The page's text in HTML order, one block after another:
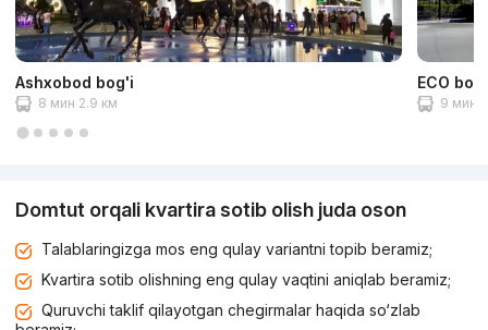
Ashxobod bog'i
8 мин 2.9 км
ECO
9 мин
Domtut orqali kvartira sotib olish juda oson
Talablaringizga mos eng qulay variantni topib beramiz;
Kvartira sotib olishning eng qulay vaqtini aniqlab beramiz;
Quruvchi taklif qilayotgan chegirmalar haqida so‘zlab